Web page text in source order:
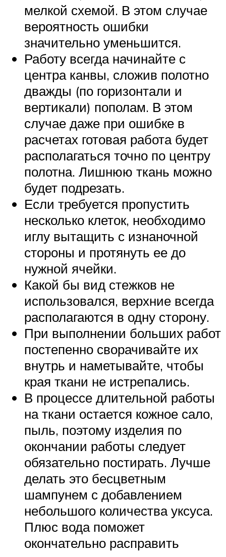
мелкой схемой. В этом случае
вероятность ошибки
значительно уменьшится.
Работу всегда начинайте с
центра канвы, сложив полотно
дважды (по горизонтали и
вертикали) пополам. В этом
случае даже при ошибке в
расчетах готовая работа будет
располагаться точно по центру
полотна. Лишнюю ткань можно
будет подрезать.
Если требуется пропустить
несколько клеток, необходимо
иглу вытащить с изнаночной
стороны и протянуть ее до
нужной ячейки.
Какой бы вид стежков не
использовался, верхние всегда
располагаются в одну сторону.
При выполнении больших работ
постепенно сворачивайте их
внутрь и наметывайте, чтобы
края ткани не истрепались.
В процессе длительной работы
на ткани остается кожное сало,
пыль, поэтому изделия по
окончании работы следует
обязательно постирать. Лучше
делать это бесцветным
шампунем с добавлением
небольшого количества уксуса.
Плюс вода поможет
окончательно расправить